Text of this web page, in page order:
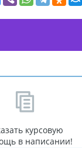
курсовую
в написании!